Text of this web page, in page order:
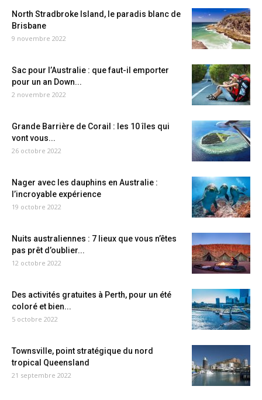
North Stradbroke Island, le paradis blanc de
Brisbane
9 novembre 2022
Sac pour l’Australie : que faut-il emporter
pour un an Down...
2 novembre 2022
Grande Barrière de Corail : les 10 îles qui
vont vous...
26 octobre 2022
Nager avec les dauphins en Australie :
l’incroyable expérience
19 octobre 2022
Nuits australiennes : 7 lieux que vous n’êtes
pas prêt d’oublier...
12 octobre 2022
Des activités gratuites à Perth, pour un été
coloré et bien...
5 octobre 2022
Townsville, point stratégique du nord
tropical Queensland
21 septembre 2022